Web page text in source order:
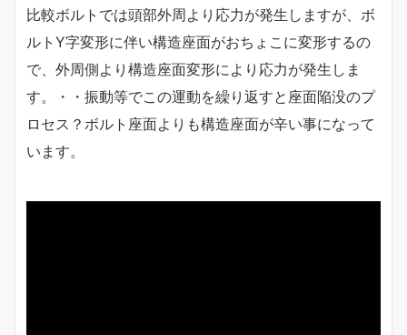
比較ボルトでは頭部外周より応力が発生しますが、ボ
ルトY字変形に伴い構造座面がおちょこに変形するの
で、外周側より構造座面変形により応力が発生しま
す。・・振動等でこの運動を繰り返すと座面陥没のプ
ロセス？ボルト座面よりも構造座面が辛い事になって
います。